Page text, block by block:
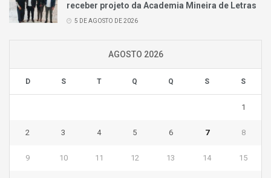
receber projeto da Academia Mineira de Letras
5 DE AGOSTO DE 2026
AGOSTO 2026
D S T Q Q S S
1
2 3 4 5 6 7 8
9 10 11 12 13 14 15